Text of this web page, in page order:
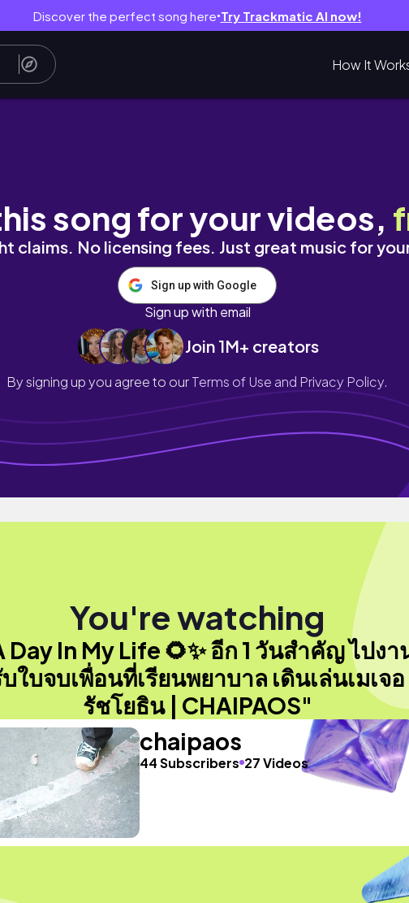
Discover the perfect song here● Try Trackmatic AI now!
How It
บเพื่อนที่เรียนพยาบาล เดินเล่นเมเจอรัชโยธิน |
song for your videos,
claims. No licensing fees. Just great music for
Sign up with Google
Sign up with email
Join 1M+ creators
By signing up you agree to ourTerms of Use and Privacy Policy.
You're watching
Day In My Life 🌻✨ อีก 1 วันสำคัญ ไปงา
ใบจบเพื่อนที่เรียนพยาบาล เดินเล่นเมเจอ
รัชโยธิน | CHAIPAOS"
chaipaos
44 Subscribers 27 Videos